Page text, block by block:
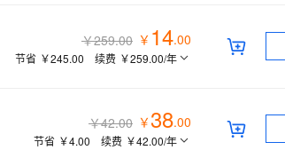
￥259.00 ￥ 14.00
节省 ￥245.00 续费 ￥259.00/年
￥42.00 ￥ 38.00
节省 ￥4.00 续费 ￥42.00/年